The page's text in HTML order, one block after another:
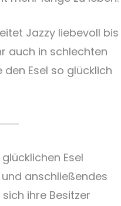
Jazzy liebevoll bis
auch in schlechten
Esel so glücklich
Esel
anschließendes
ihre Besitzer